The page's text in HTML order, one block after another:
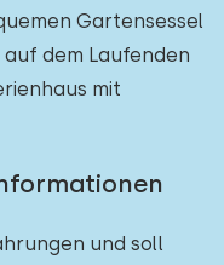
Gartensessel
dem Laufenden
mit
und soll